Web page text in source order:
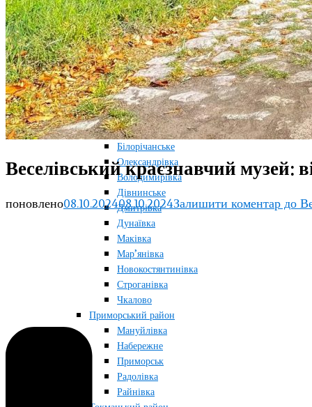
Терсянка
Оріхівський район
Жовта Круча
Любимівка
Таврійське
Пологівський район
Кінські Роздори
Пологи
Приазовський район
Білорічанське
Олександрівка
Володимирівка
Дівнинське
Дмитрівка
Дунаївка
Маківка
Мар’янівка
Новокостянтинівка
Строганівка
Чкалово
Приморський район
Мануйлівка
Набережне
Приморськ
Радолівка
Райнівка
Веселівський краєзнавчий музей:
поновлено08.10.202408.10.2024Залишити коментар до